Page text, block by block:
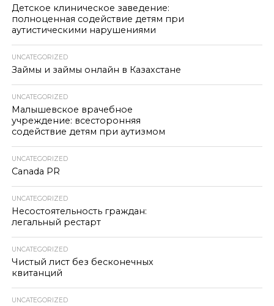
Детское клиническое заведение:
полноценная содействие детям при
аутистическими нарушениями
UNCATEGORIZED
Займы и займы онлайн в Казахстане
UNCATEGORIZED
Малышевское врачебное
учреждение: всесторонняя
содействие детям при аутизмом
UNCATEGORIZED
Canada PR
UNCATEGORIZED
Несостоятельность граждан:
легальный рестарт
UNCATEGORIZED
Чистый лист без бесконечных
квитанций
UNCATEGORIZED